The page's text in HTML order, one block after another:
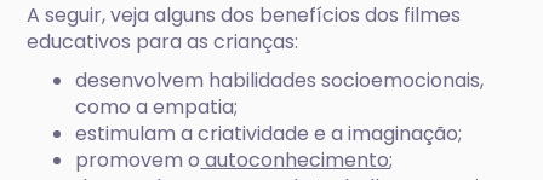
A seguir, veja alguns dos benefícios dos filmes
educativos para as crianças:
desenvolvem habilidades socioemocionais,
como a empatia;
estimulam a criatividade e a imaginação;
promovem o autoconhecimento;